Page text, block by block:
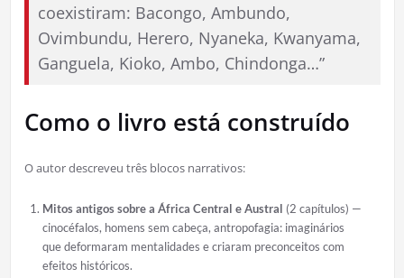
coexistiram: Bacongo, Ambundo,
Ovimbundu, Herero, Nyaneka, Kwanyama,
Ganguela, Kioko, Ambo, Chindonga…”
Como o livro está construído
O autor descreveu três blocos narrativos:
Mitos antigos sobre a África Central e Austral (2 capítulos) —
cinocéfalos, homens sem cabeça, antropofagia: imaginários
que deformaram mentalidades e criaram preconceitos com
efeitos históricos.